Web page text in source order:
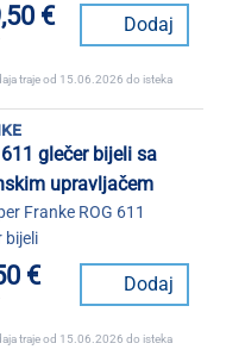
€ Dodaj
traje od 15.06.2026 do isteka
611 glečer bijeli sa
upravljačem
Franke ROG 611
bijeli
€ Dodaj
traje od 15.06.2026 do isteka